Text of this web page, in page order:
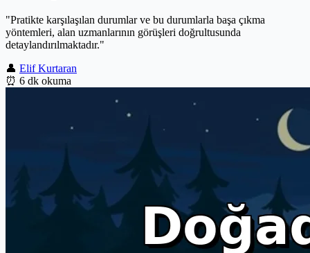
"Pratikte karşılaşılan durumlar ve bu durumlarla başa çıkma
yöntemleri, alan uzmanlarının görüşleri doğrultusunda
detaylandırılmaktadır."
👤 Elif Kurtaran
⏰ 6 dk okuma